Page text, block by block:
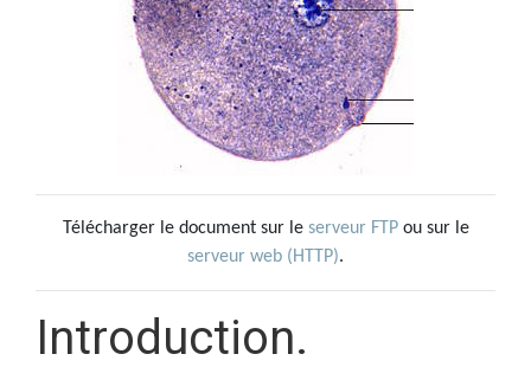
Télécharger le document sur le serveur FTPou sur le
serveur web (HTTP).
Introduction.